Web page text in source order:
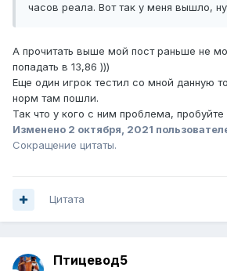
часов реала. Вот так у меня вышло,
А прочитать выше мой пост раньше не
попадать в 13,86 )))
Еще один игрок тестил со мной данную
норм там пошли.
Так что у кого с ним проблема, пробуйте
Изменено 2 октября, 2021
Сокращение цитаты.
Цитата
Птицевод5